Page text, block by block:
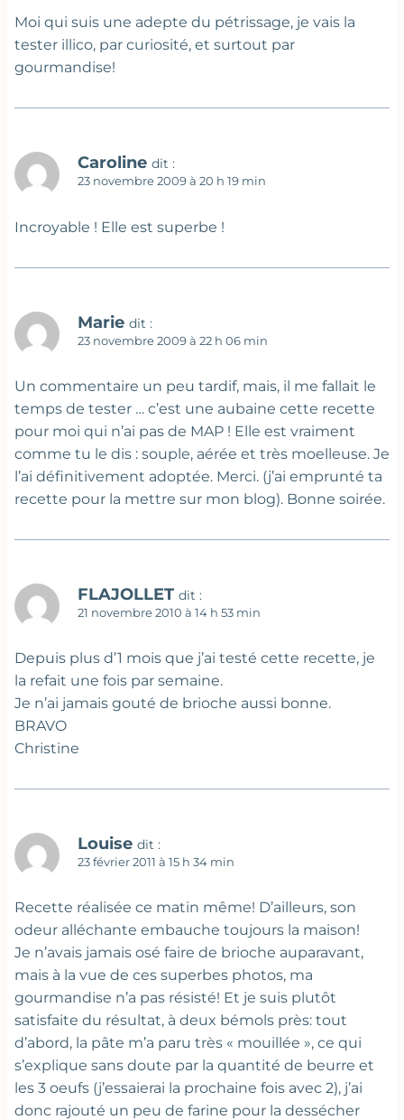
Moi qui suis une adepte du pétrissage, je vais la
tester illico, par curiosité, et surtout par
gourmandise!
Caroline dit :
23 novembre 2009 à 20 h 19 min
Incroyable ! Elle est superbe !
Marie dit :
23 novembre 2009 à 22 h 06 min
Un commentaire un peu tardif, mais, il me fallait le
temps de tester … c’est une aubaine cette recette
pour moi qui n’ai pas de MAP ! Elle est vraiment
comme tu le dis : souple, aérée et très moelleuse. Je
l’ai définitivement adoptée. Merci. (j’ai emprunté ta
recette pour la mettre sur mon blog). Bonne soirée.
FLAJOLLET dit :
21 novembre 2010 à 14 h 53 min
Depuis plus d’1 mois que j’ai testé cette recette, je
la refait une fois par semaine.
Je n’ai jamais gouté de brioche aussi bonne.
BRAVO
Christine
Louise dit :
23 février 2011 à 15 h 34 min
Recette réalisée ce matin même! D’ailleurs, son
odeur alléchante embauche toujours la maison!
Je n’avais jamais osé faire de brioche auparavant,
mais à la vue de ces superbes photos, ma
gourmandise n’a pas résisté! Et je suis plutôt
satisfaite du résultat, à deux bémols près: tout
d’abord, la pâte m’a paru très « mouillée », ce qui
s’explique sans doute par la quantité de beurre et
les 3 oeufs (j’essaierai la prochaine fois avec 2), j’ai
donc rajouté un peu de farine pour la dessécher